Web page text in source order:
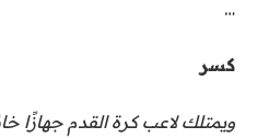
…
كسر
ر
ويمتلك لاعب كرة القدم جهازًا